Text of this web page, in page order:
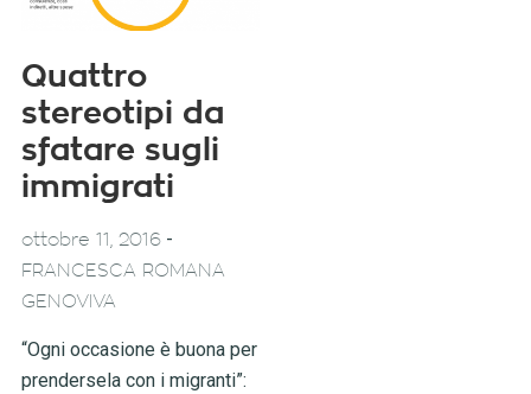
Quattro
stereotipi da
sfatare sugli
immigrati
ottobre 11, 2016-
FRANCESCA ROMANA
GENOVIVA
“Ogni occasione è buona per
prendersela con i migranti”: